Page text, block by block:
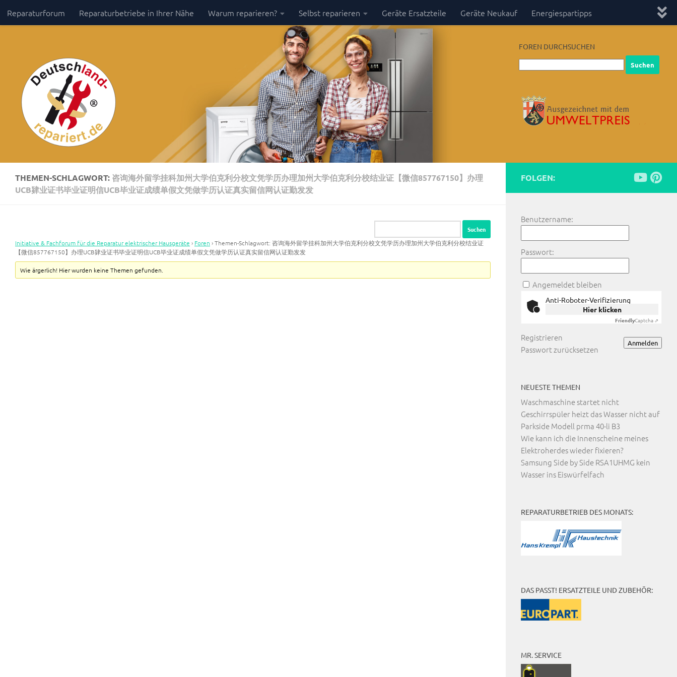
Zum Inhalt springen
Reparaturforum Reparaturbetriebe in Ihrer Nähe Warum reparieren? Selbst reparieren Geräte Ersatzteile Geräte Neukauf Energiespartipps
FOREN DURCHSUCHEN
THEMEN-SCHLAGWORT: 咨询海外留学挂科加州大学伯克利分校文凭学历办理加州大学伯克利分校结业证【微信857767150】办理
UCB肄业证书毕业证明信UCB毕业证成绩单假文凭做学历认证真实留信网认证勤发发
Initiative & Fachforum für die Reparatur elektrischer Hausgeräte › Foren ›Themen-Schlagwort: 咨询海外留学挂科加州大学伯克利分校文凭学历办理加州大学伯克利分校结业证
【微信857767150】办理UCB肄业证书毕业证明信UCB毕业证成绩单假文凭做学历认证真实留信网认证勤发发
Wie ärgerlich! Hier wurden keine Themen gefunden.
FOLGEN:
Benutzername:
Passwort:
Angemeldet bleiben
Anti-Roboter-Verifizierung
Hier klicken
FriendlyCaptcha ⇗
Anmelden
Registrieren
Passwort zurücksetzen
NEUESTE THEMEN
Waschmaschine startet nicht
Geschirrspüler heizt das Wasser nicht auf
Parkside Modell prma 40-li B3
Wie kann ich die Innenscheine meines
Elektroherdes wieder fixieren?
Samsung Side by Side RSA1UHMG kein
Wasser ins Eiswürfelfach
REPARATURBETRIEB DES MONATS:
DAS PASST! ERSATZTEILE UND ZUBEHÖR:
MR. SERVICE